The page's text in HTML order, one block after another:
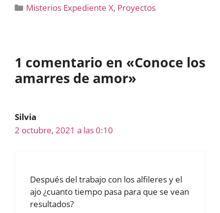
Categorías
Misterios Expediente X, Proyectos
1 comentario en «Conoce los
amarres de amor»
Silvia
2 octubre, 2021 a las 0:10
Después del trabajo con los alfileres y el
ajo ¿cuanto tiempo pasa para que se vean
resultados?